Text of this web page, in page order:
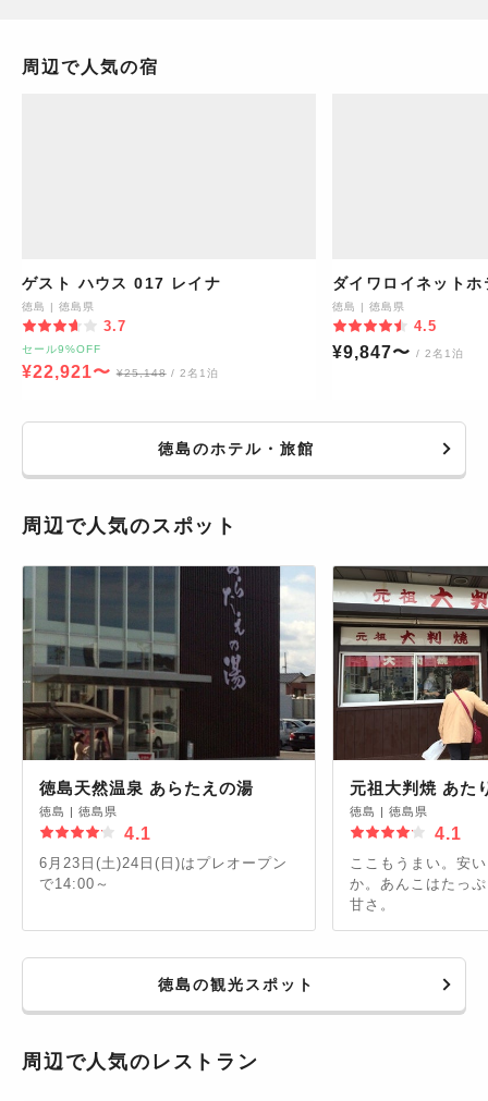
周辺で人気の宿
ゲスト ハウス 017 レイナ
徳島 徳島県
3.7
セール9%OFF
¥22,921〜 ¥25,148 / 2名1泊
ダイワロイネット
徳島 徳島県
4.5
¥9,847〜 / 2名1泊
徳島のホテル・旅館
周辺で人気のスポット
徳島天然温泉 あらたえの湯
徳島 徳島県
4.1
6月23日(土)24日(日)はプレオープン
で14:00～
元祖大判焼 あた
徳島 徳島県
4.1
ここもうまい。安
か。あんこはたっ
甘さ。
徳島の観光スポット
周辺で人気のレストラン